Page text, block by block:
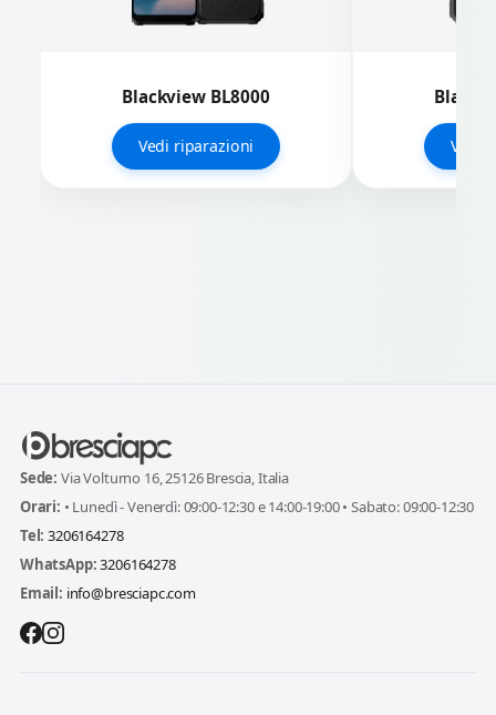
Blackview BL8000
Vedi riparazioni Vedi
Sede: Via Volturno 16, 25126 Brescia, Italia
Orari: • Lunedì - Venerdì: 09:00-12:30 e 14:00-19:00 • Sabato: 09:00-12:30
Tel: 3206164278
WhatsApp:3206164278
Email: info@bresciapc.com